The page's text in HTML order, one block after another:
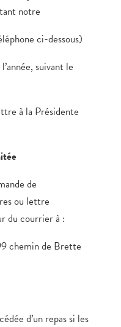
notre
ci-dessous)
suivant le
à la Présidente
de
ou lettre
du courrier à :
chemin de Brette
d’un repas si les